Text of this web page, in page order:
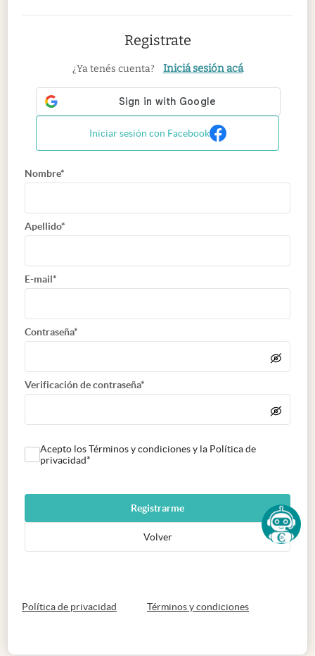
Registrate
¿Ya tenés cuenta? Iniciá sesión acá
Iniciar sesión con Facebook
Nombre*
Apellido*
E-mail*
Contraseña*
Verificación de contraseña*
Acepto los Términos y condiciones y la Política de
privacidad*
Registrarme
Volver
Política de privacidad abre en nueva pestaña
Términos y condicionesabre en nueva